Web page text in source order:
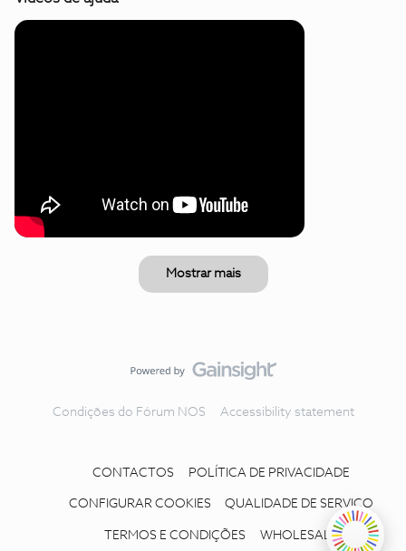
Mostrar mais
Condições do Fórum NOS Accessibility statement
CONTACTOS POLÍTICA DE PRIVACIDADE
CONFIGURAR COOKIES QUALIDADE DE SERVIÇO
TERMOS E CONDIÇÕES WHOLESALE